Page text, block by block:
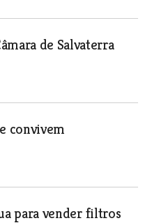
de Salvaterra
convivem
para vender filtros